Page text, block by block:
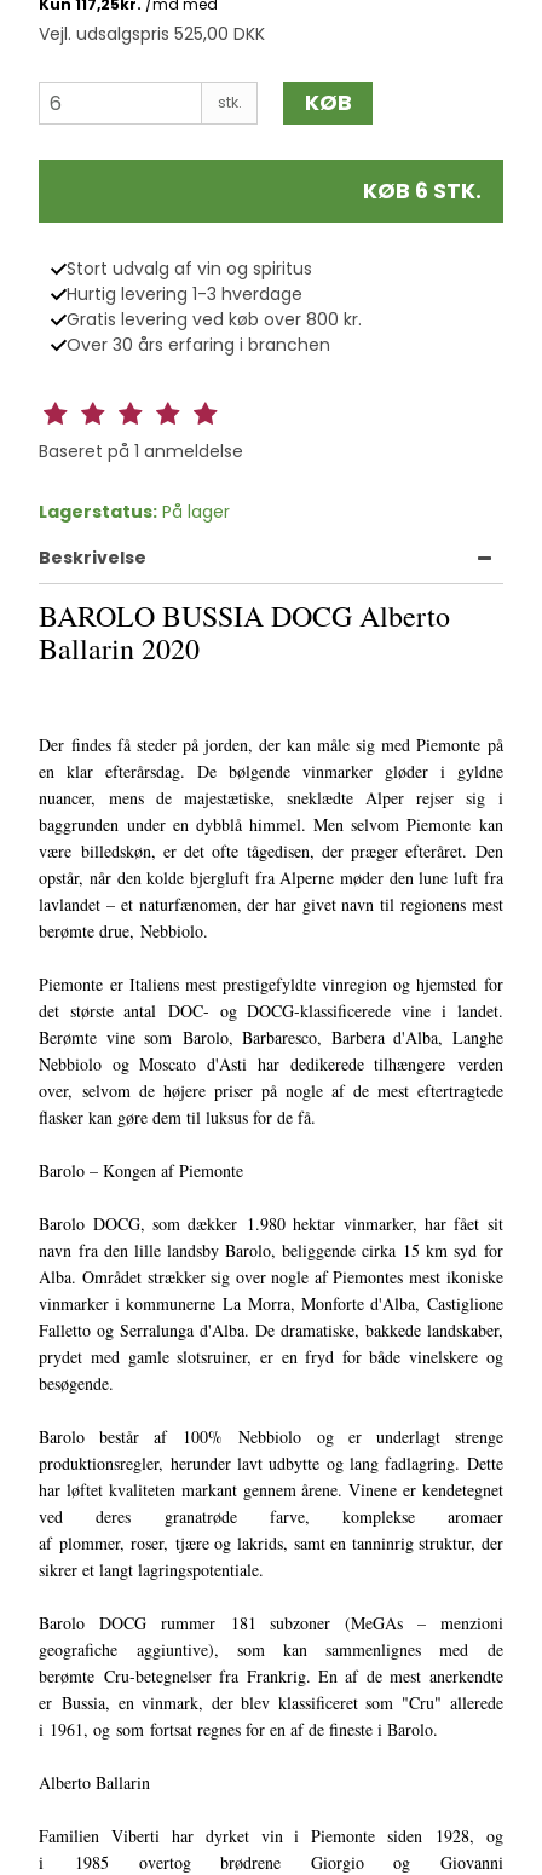
Vejl. udsalgspris 525,00 DKK
stk. KØB
KØB 6 STK.
Stort udvalg af vin og spiritus
Hurtig levering 1-3 hverdage
Gratis levering ved køb over 800 kr.
Over 30 års erfaring i branchen
Baseret på 1 anmeldelse
Lagerstatus: På lager
Beskrivelse
BAROLO BUSSIA DOCG Alberto
Ballarin 2020
Der findes få steder på jorden, der kan måle sig med Piemonte på
en klar efterårsdag. De bølgende vinmarker gløder i gyldne
nuancer, mens de majestætiske, sneklædte Alper rejser sig i
baggrunden under en dybblå himmel. Men selvom Piemonte kan
være billedskøn, er det ofte tågedisen, der præger efteråret. Den
opstår, når den kolde bjergluft fra Alperne møder den lune luft fra
lavlandet – et naturfænomen, der har givet navn til regionens mest
berømte drue, Nebbiolo.
Piemonte er Italiens mest prestigefyldte vinregion og hjemsted for
det største antal DOC- og DOCG-klassificerede vine i landet.
Berømte vine som Barolo, Barbaresco, Barbera d'Alba, Langhe
Nebbiolo og Moscato d'Asti har dedikerede tilhængere verden
over, selvom de højere priser på nogle af de mest eftertragtede
flasker kan gøre dem til luksus for de få.
Barolo – Kongen af Piemonte
Barolo DOCG, som dækker 1.980 hektar vinmarker, har fået sit
navn fra den lille landsby Barolo, beliggende cirka 15 km syd for
Alba. Området strækker sig over nogle af Piemontes mest ikoniske
vinmarker i kommunerne La Morra, Monforte d'Alba, Castiglione
Falletto og Serralunga d'Alba. De dramatiske, bakkede landskaber,
prydet med gamle slotsruiner, er en fryd for både vinelskere og
besøgende.
Barolo består af 100% Nebbiolo og er underlagt strenge
produktionsregler, herunder lavt udbytte og lang fadlagring. Dette
har løftet kvaliteten markant gennem årene. Vinene er kendetegnet
ved deres granatrøde farve, komplekse aromaer
af plommer, roser, tjære og lakrids, samt en tanninrig struktur, der
sikrer et langt lagringspotentiale.
Barolo DOCG rummer 181 subzoner (MeGAs – menzioni
geografiche aggiuntive), som kan sammenlignes med de
berømte Cru-betegnelser fra Frankrig. En af de mest anerkendte
er Bussia, en vinmark, der blev klassificeret som "Cru" allerede
i 1961, og som fortsat regnes for en af de fineste i Barolo.
Alberto Ballarin
Familien Viberti har dyrket vin i Piemonte siden 1928, og
i 1985 overtog brødrene Giorgio og Giovanni